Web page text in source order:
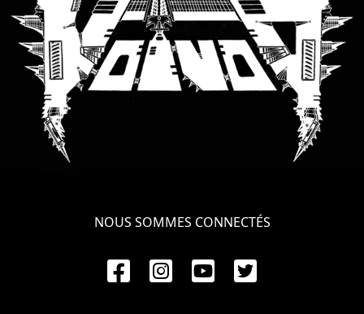
•
ENGLISH
•
FRANÇAIS
NOUS SOMMES CONNECTÉS